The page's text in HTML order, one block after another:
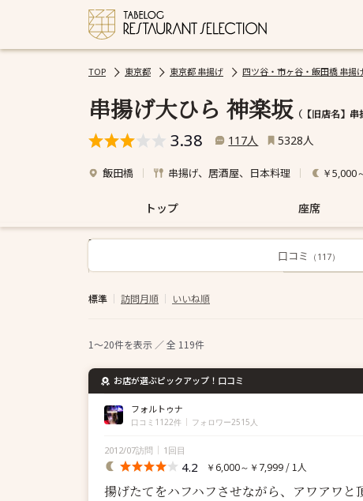
TOP 東京都 東京都 串揚げ 四ツ谷・市ヶ谷・飯田橋 串揚
串揚げ大ひら 神楽坂 （【旧店名】
3.38 117人 5328人
飯田橋 串揚げ、居酒屋、日本料理 ￥5,000
トップ 座席
口コミ （117）
標準 訪問月順 いいね順
1～20件を表示 ／ 全 119件
お店が選ぶピックアップ！口コミ
フォルトゥナ
口コミ1122件 フォロワー2515人
2012/07訪問 1回目
4.2 ￥6,000～￥7,999/ 1人
揚げたてをハフハフさせながら、アワアワと